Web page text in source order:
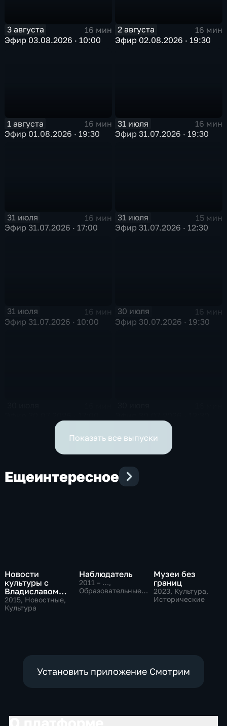
3 августа
16 мин
Эфир 03.08.2026 · 10:00
2 августа
16 мин
Эфир 02.08.2026 · 19:30
1 августа
16 мин
Эфир 01.08.2026 · 19:30
31 июля
16 мин
Эфир 31.07.2026 · 19:30
31 июля
16 мин
Эфир 31.07.2026 · 17:00
31 июля
15 мин
Эфир 31.07.2026 · 12:30
31 июля
16 мин
Эфир 31.07.2026 · 10:00
30 июля
16 мин
Эфир 30.07.2026 · 19:30
Показать все выпуски
Ещеинтересное
Новости
культуры с
Владиславом
Флярковским
2015, Новостные,
Культура
Наблюдатель
2011 – …,
Образовательные,
Музеи без
границ
2023, Культура,
Исторические
Установить приложение Смотрим